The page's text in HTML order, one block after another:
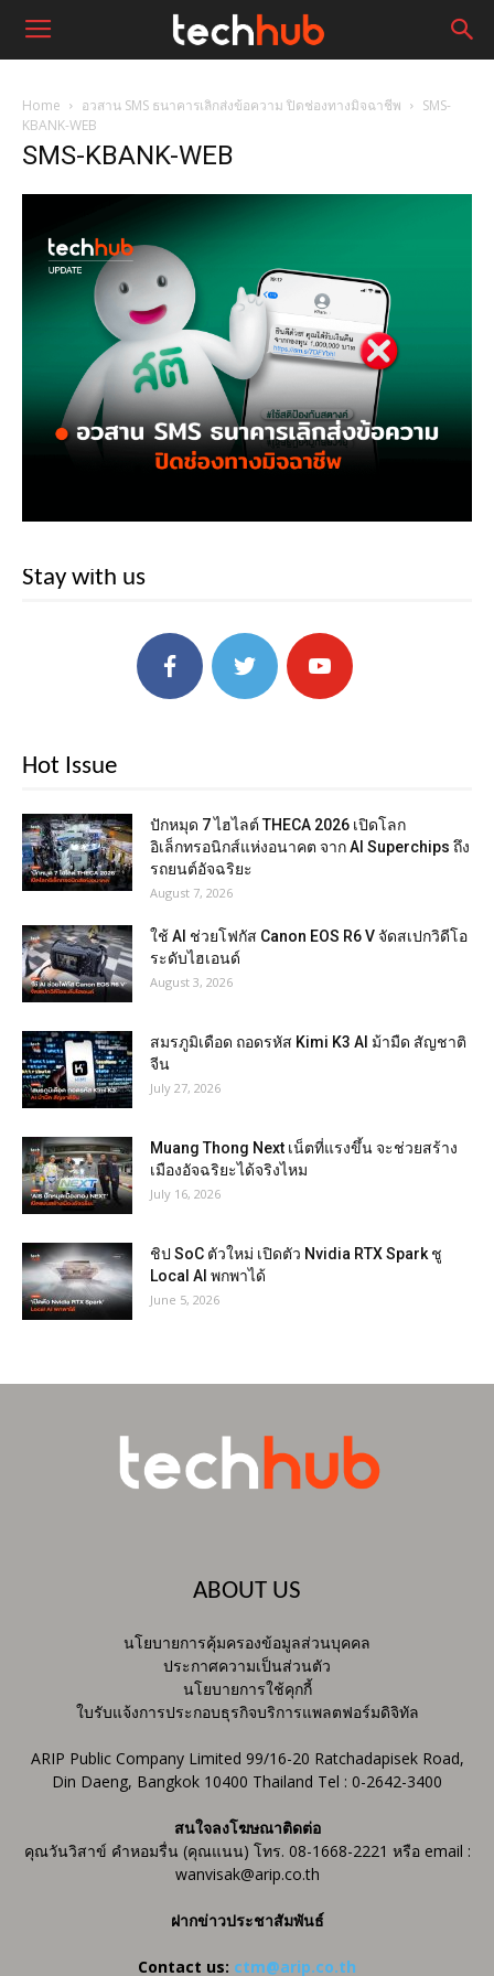
Home อวสาน SMS ธนาคารเลิกส่งข้อความ ปิดช่องทางมิจฉาชีพ
SMS-
KBANK-WEB
SMS-KBANK-WEB
Stay with us
Hot Issue
ปักหมุด 7 ไฮไลต์ THECA 2026 เปิดโลก
อิเล็กทรอนิกส์แห่งอนาคต จาก AI Superchips ถึง
รถยนต์อัจฉริยะ
August 7, 2026
ใช้ AI ช่วยโฟกัส Canon EOS R6 V จัดสเปกวิดีโอ
ระดับไฮเอนด์
August 3, 2026
สมรภูมิเดือด ถอดรหัส Kimi K3 AI ม้ามืด สัญชาติ
จีน
July 27, 2026
Muang Thong Next เน็ตที่แรงขึ้น จะช่วยสร้าง
เมืองอัจฉริยะได้จริงไหม
July 16, 2026
ชิป SoC ตัวใหม่ เปิดตัว Nvidia RTX Spark ชู
Local AI พกพาได้
June 5, 2026
ABOUT US
นโยบายการคุ้มครองข้อมูลส่วนบุคคล
ประกาศความเป็นส่วนตัว
นโยบายการใช้คุกกี้
ใบรับแจ้งการประกอบธุรกิจบริการแพลตฟอร์มดิจิทัล
ARIP Public Company Limited 99/16-20 Ratchadapisek Road,
Din Daeng, Bangkok 10400 Thailand Tel : 0-2642-3400
สนใจลงโฆษณาติดต่อ
คุณวันวิสาข์ คำหอมรื่น (คุณแนน) โทร. 08-1668-2221 หรือ email :
wanvisak@arip.co.th
ฝากข่าวประชาสัมพันธ์
Contact us: ctm@arip.co.th